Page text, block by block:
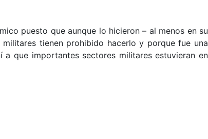
puesto que aunque lo hicieron – al menos en su
tienen prohibido hacerlo y porque fue una
que importantes sectores militares estuvieran en